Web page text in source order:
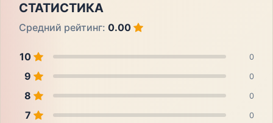
СТАТИСТИКА
Средний рейтинг: 0.00
10 0
9 0
8 0
7 0